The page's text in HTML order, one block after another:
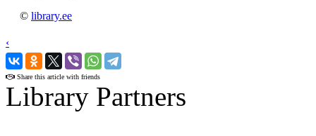
© library.ee
‹
›
Share this article with friends
Library Partners